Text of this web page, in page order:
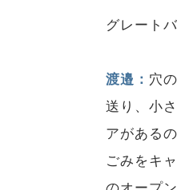
グレート
渡邉： 穴
送り、小
アがある
ごみをキ